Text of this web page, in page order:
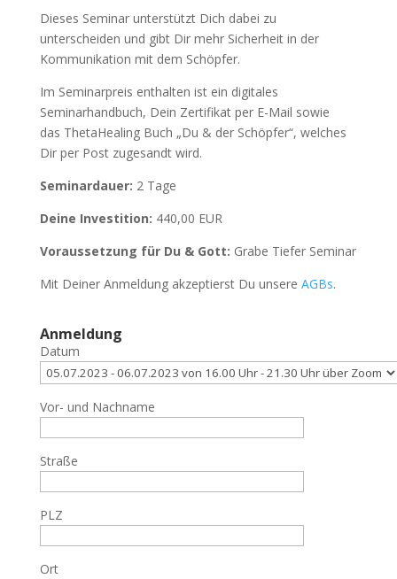
Dieses Seminar unterstützt Dich dabei zu
unterscheiden und gibt Dir mehr Sicherheit in der
Kommunikation mit dem Schöpfer.
Im Seminarpreis enthalten ist ein digitales
Seminarhandbuch, Dein Zertifikat per E-Mail sowie
das ThetaHealing Buch „Du & der Schöpfer“, welches
Dir per Post zugesandt wird.
Seminardauer: 2 Tage
Deine Investition: 440,00 EUR
Voraussetzung für Du & Gott: Grabe Tiefer Seminar
Mit Deiner Anmeldung akzeptierst Du unsere AGBs.
Anmeldung
Datum
Vor- und Nachname
Straße
PLZ
Ort